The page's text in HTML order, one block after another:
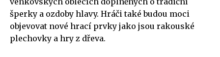
šperky a ozdoby hlavy. Hráči také budou moci
objevovat nové hrací prvky jako jsou rakouské
plechovky a hry z dřeva.